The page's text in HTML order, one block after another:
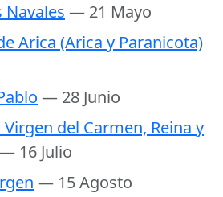
Navales — 21 Mayo
Arica (Arica y Paranicota)
— 28 Junio
del Carmen, Reina y
— 16 Julio
— 15 Agosto